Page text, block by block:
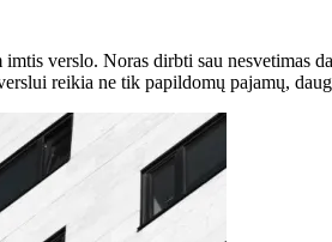
verslo. Noras dirbti sau nesvetimas
reikia ne tik papildomų pajamų,